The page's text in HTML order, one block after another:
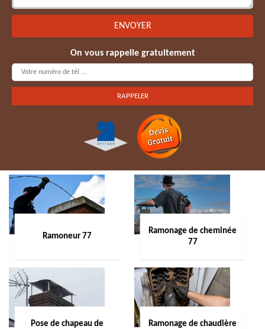
On vous rappelle gratuitement
Ramoneur 77
Ramonage de cheminée
77
Pose de chapeau de
Ramonage de chaudière